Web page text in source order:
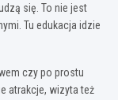
się. To nie jest
Tu edukacja idzie
czy po prostu
atrakcje, wizyta też